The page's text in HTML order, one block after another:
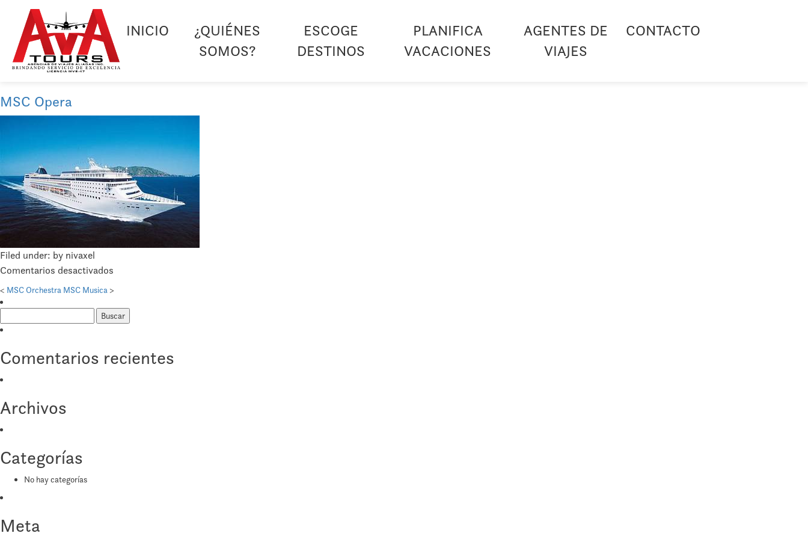
INICIO
¿QUIÉNES
SOMOS?
ESCOGE
DESTINOS
PLANIFICA
VACACIONES
AGENTES DE
VIAJES
CONTACTO
MSC Opera
Filed under: by nivaxel
Comentarios desactivados
< MSC Orchestra MSC Musica >
Comentarios recientes
Archivos
Categorías
No hay categorías
Meta